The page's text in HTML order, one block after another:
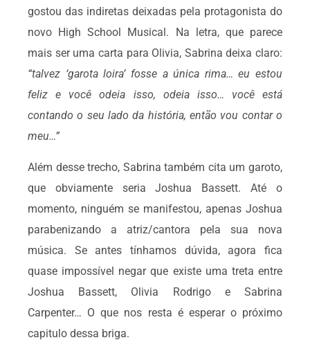
gostou das indiretas deixadas pela protagonista do
novo High School Musical. Na letra, que parece
mais ser uma carta para Olivia, Sabrina deixa claro:
“talvez ‘garota loira’ fosse a única rima… eu estou
feliz e você odeia isso, odeia isso… você está
contando o seu lado da história, então vou contar o
meu…”
Além desse trecho, Sabrina também cita um garoto,
que obviamente seria Joshua Bassett. Até o
momento, ninguém se manifestou, apenas Joshua
parabenizando a atriz/cantora pela sua nova
música. Se antes tínhamos dúvida, agora fica
quase impossível negar que existe uma treta entre
Joshua Bassett, Olivia Rodrigo e Sabrina
Carpenter… O que nos resta é esperar o próximo
capitulo dessa briga.